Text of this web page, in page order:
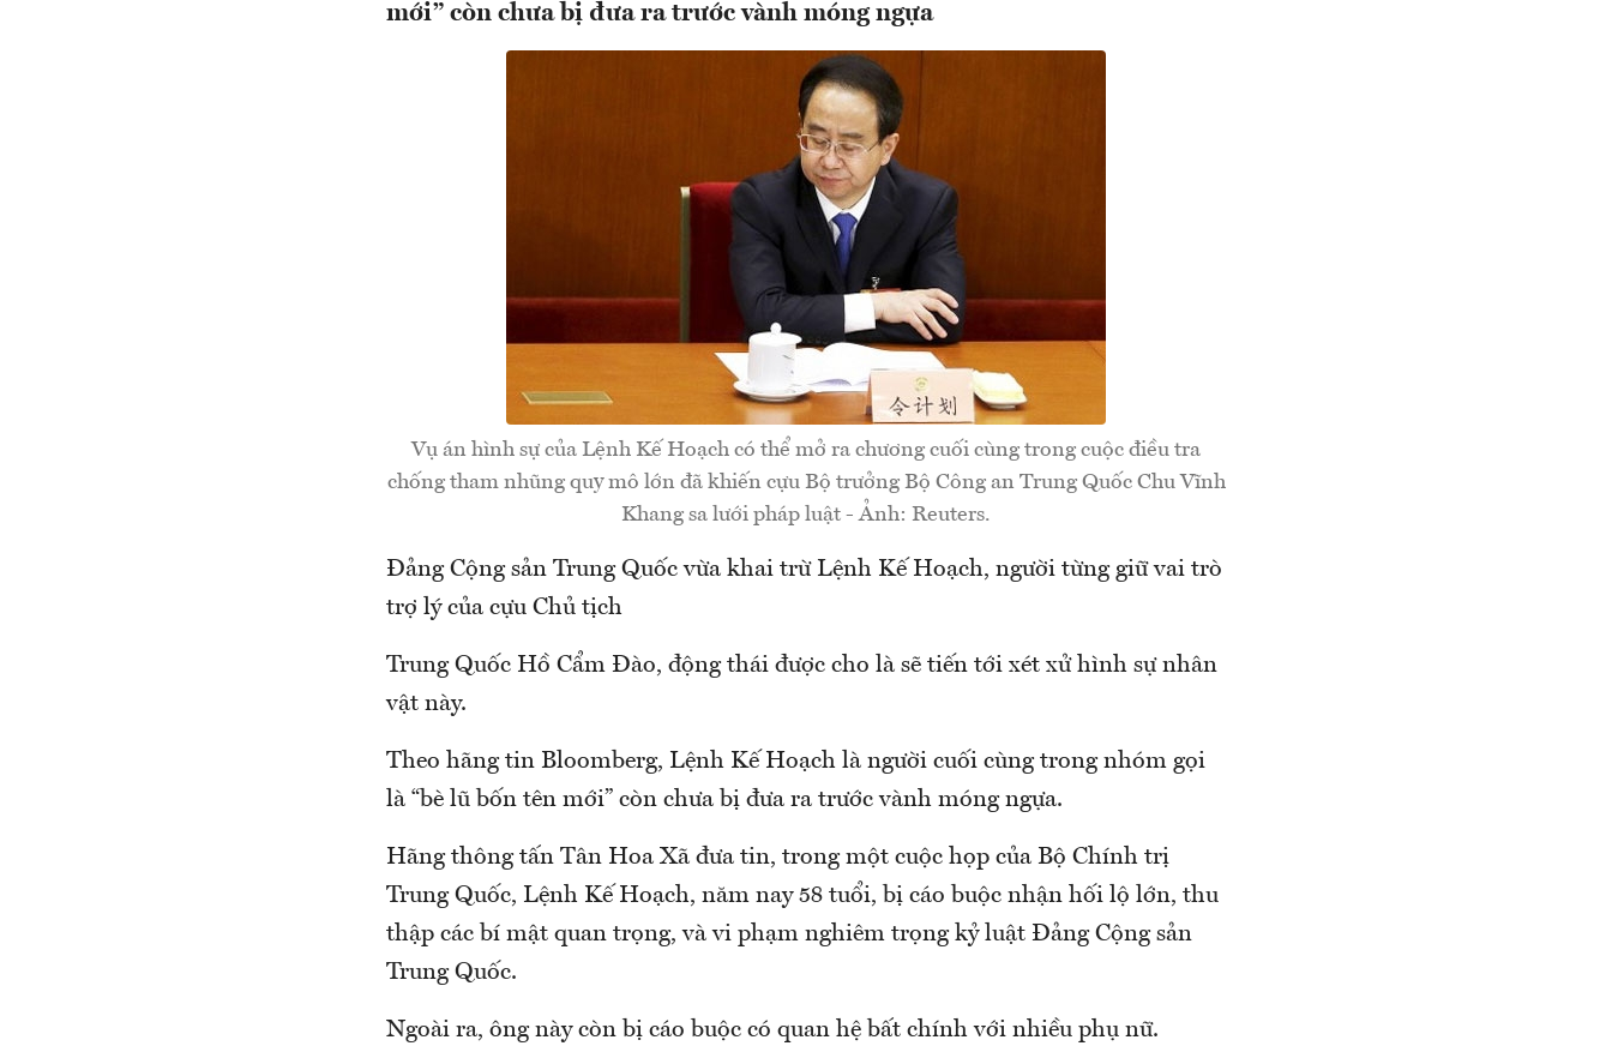
mới” còn chưa bị đưa ra trước vành móng ngựa
Vụ án hình sự của Lệnh Kế Hoạch có thể mở ra chương cuối cùng trong cuộc điều tra
chống tham nhũng quy mô lớn đã khiến cựu Bộ trưởng Bộ Công an Trung Quốc Chu Vĩnh
Khang sa lưới pháp luật - Ảnh: Reuters.
Đảng Cộng sản Trung Quốc vừa khai trừ Lệnh Kế Hoạch, người từng giữ vai trò
trợ lý của cựu Chủ tịch
Trung Quốc Hồ Cẩm Đào, động thái được cho là sẽ tiến tới xét xử hình sự nhân
vật này.
Theo hãng tin Bloomberg, Lệnh Kế Hoạch là người cuối cùng trong nhóm gọi
là “bè lũ bốn tên mới” còn chưa bị đưa ra trước vành móng ngựa.
Hãng thông tấn Tân Hoa Xã đưa tin, trong một cuộc họp của Bộ Chính trị
Trung Quốc, Lệnh Kế Hoạch, năm nay 58 tuổi, bị cáo buộc nhận hối lộ lớn, thu
thập các bí mật quan trọng, và vi phạm nghiêm trọng kỷ luật Đảng Cộng sản
Trung Quốc.
Ngoài ra, ông này còn bị cáo buộc có quan hệ bất chính với nhiều phụ nữ.